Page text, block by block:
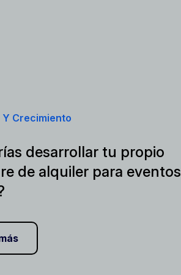
Crecimiento
desarrollar tu propio
de alquiler para eventos